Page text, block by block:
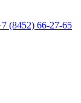
(8452) 66-27-65